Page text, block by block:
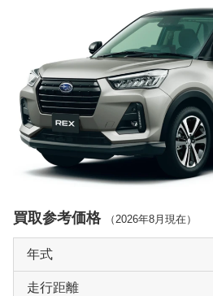
買取参考価格 （ 2026年8月 現在）
年式
走行距離